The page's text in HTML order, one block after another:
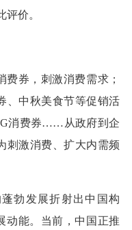
价。
券，刺激消费需求；
、中秋美食节等促销活
消费券……从政府到企
刺激消费、扩大内需频
勃发展折射出中国构
动能。当前，中国正推